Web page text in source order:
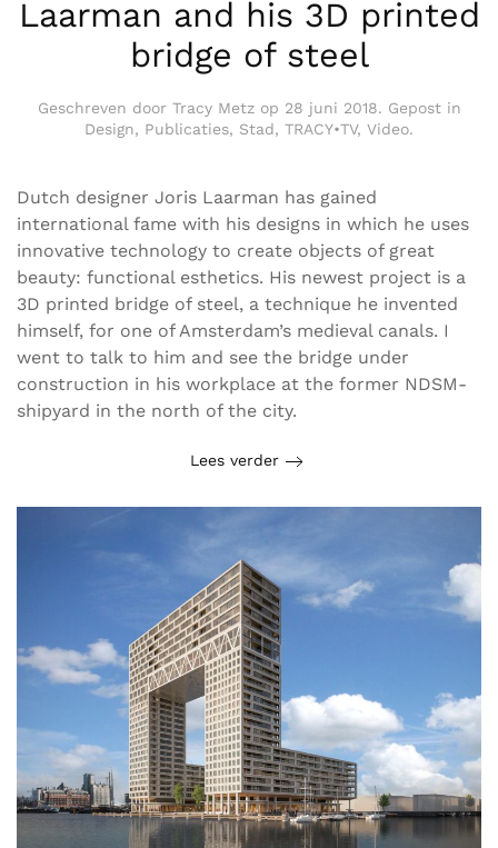
Laarman and his 3D printed
bridge of steel
Geschreven door Tracy Metzop 28 juni 2018. Gepost in
Design, Publicaties, Stad, TRACY•TV, Video.
Dutch designer Joris Laarman has gained
international fame with his designs in which he uses
innovative technology to create objects of great
beauty: functional esthetics. His newest project is a
3D printed bridge of steel, a technique he invented
himself, for one of Amsterdam’s medieval canals. I
went to talk to him and see the bridge under
construction in his workplace at the former NDSM-
shipyard in the north of the city.
Lees verder